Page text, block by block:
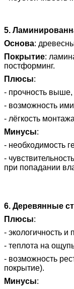
5.
Основа:
Покрытие:
постформинг.
Плюсы:
- прочность
- возможность
- лёгкость
Минусы:
- необходимость
-
при попадании
6. Деревянные
Плюсы:
- экологичность и
- теплота на
- возможность
покрытие).
Минусы: